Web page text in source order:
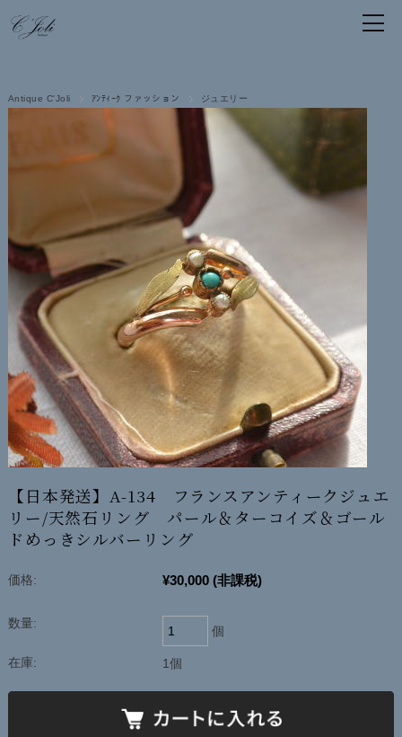
Antique C'Joli ｱﾝﾃｨｰｸ ファッション ジュエリー
【日本発送】A-134 フランスアンティークジュエ
リー/天然石リング パール＆ターコイズ＆ゴール
ドめっきシルバーリング
価格: ¥30,000 (非課税)
数量:
個
在庫: 1個